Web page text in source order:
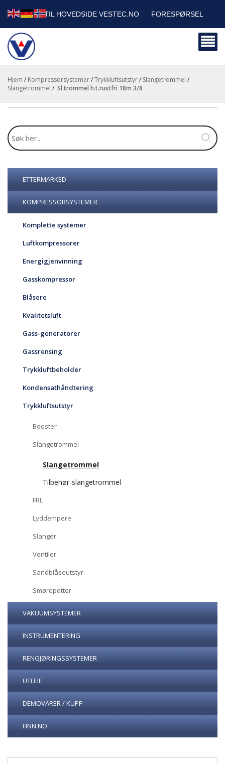
TILBAKE TIL HOVEDSIDE VESTEC.NO FORESPØRSEL
HANDLEVOGN
BEDRIFTSKUNDER
Hjem / Kompressorsystemer/Trykkluftsutstyr/ Slangetrommel /
Slangetrommel / sl.trommel h.t.rustfri 18m 3/8
ETTERMARKED
KOMPRESSORSYSTEMER
Komplette systemer
Luftkompressorer
Energigjenvinning
Gasskompressor
Blåsere
Kvalitetsluft
Gass-generatorer
Gassrensing
Trykkluftbeholder
Kondensathåndtering
Trykkluftsutstyr
Booster
Slangetrommel
Slangetrommel
Tilbehør-slangetrommel
FRL
Lyddempere
Slanger
Ventiler
Sandblåseutstyr
Smørepotter
VAKUUMSYSTEMER
INSTRUMENTERING
RENGJØRINGSSYSTEMER
UTLEIE
DEMOVARER / KUPP
FINN.NO